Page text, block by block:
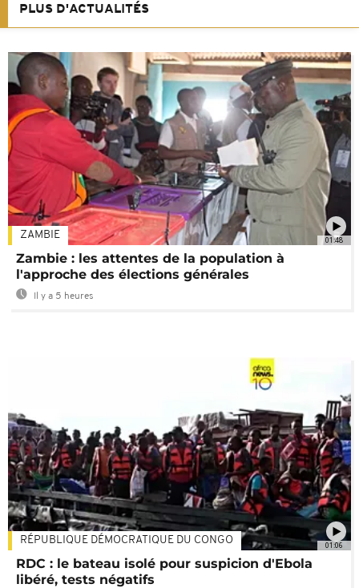
PLUS D'ACTUALITÉS
01:48
ZAMBIE
Zambie : les attentes de la population à
l'approche des élections générales
Il y a 5 heures
01:06
RÉPUBLIQUE DÉMOCRATIQUE DU CONGO
RDC : le bateau isolé pour suspicion d'Ebola
libéré, tests négatifs